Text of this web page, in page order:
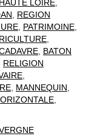
HAUTE LOIRE,
, REGION
, PATRIMOINE,
,
, BATON
RELIGION
,
, MANNEQUIN,
,